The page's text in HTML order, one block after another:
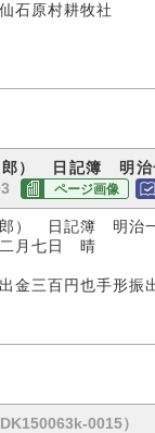
石原村耕牧社
郎） 日記簿 明治
ページ画像
郎） 日記簿 明治
七日 晴
金三百円也手形振
DK150063k-0015）